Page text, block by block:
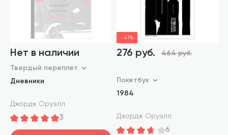
Нет в наличии
Твердый переплет
Дневники
Джордж Оруэлл
3
-41%
276 руб. 464 руб.
Покетбук
1984
Джордж Оруэлл
6